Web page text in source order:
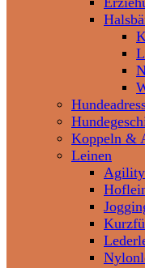
Koppeln &
Leinen